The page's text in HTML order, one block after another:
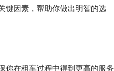
键因素，帮助你做出明智的选
你在租车过程中得到更高的服务